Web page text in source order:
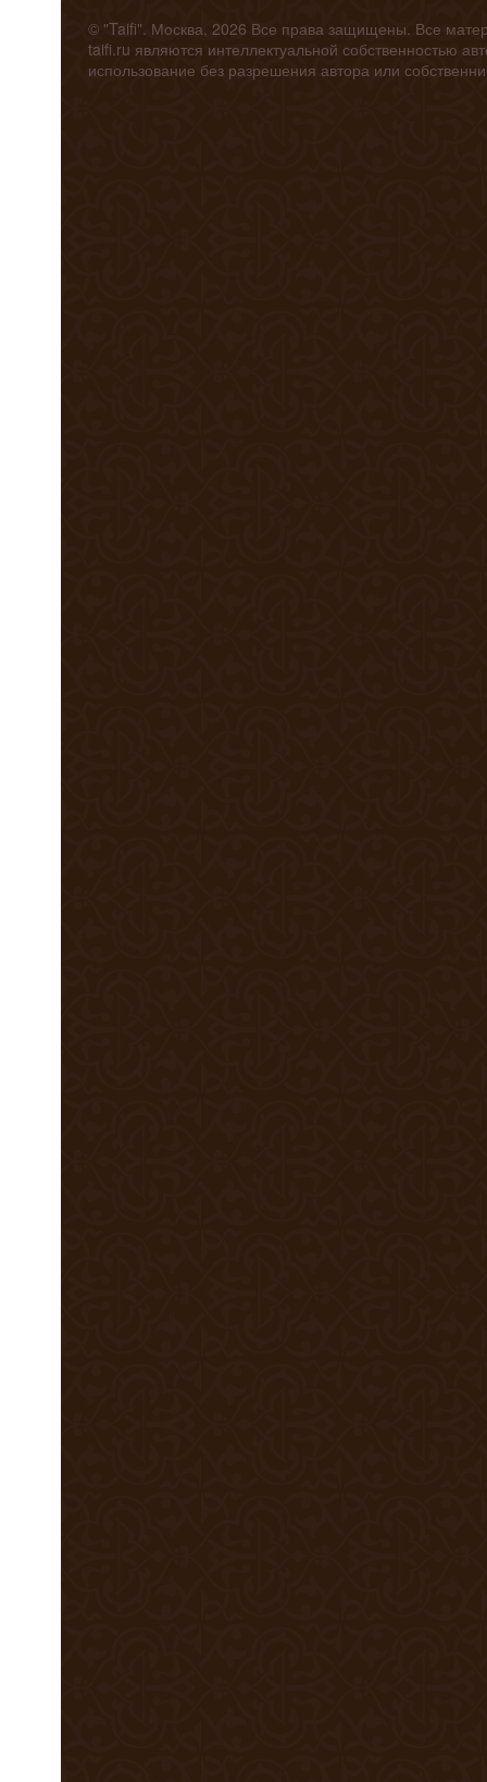
© "Taifi". Москва, 2026 Все права защищены. Все
taifi.ru являются интеллектуальной собственностью
использование без разрешения автора или